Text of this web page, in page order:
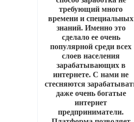
требующий много
времени и специальных
знаний. Именно это
сделало ее очень
популярной среди всех
слоев населения
зарабатывающих в
интернете. С нами не
стесняются
даже очень богатые
интернет
предприниматели.